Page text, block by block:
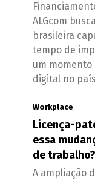
ALGcom
brasileira
tempo de
um
digital no país
Workplace
Licença-
essa
de trabalho?
A ampliação